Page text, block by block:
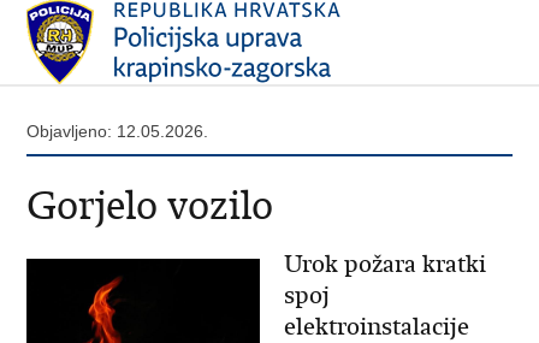
Objavljeno: 12.05.2026.
Gorjelo vozilo
Urok požara kratki
spoj
elektroinstalacije